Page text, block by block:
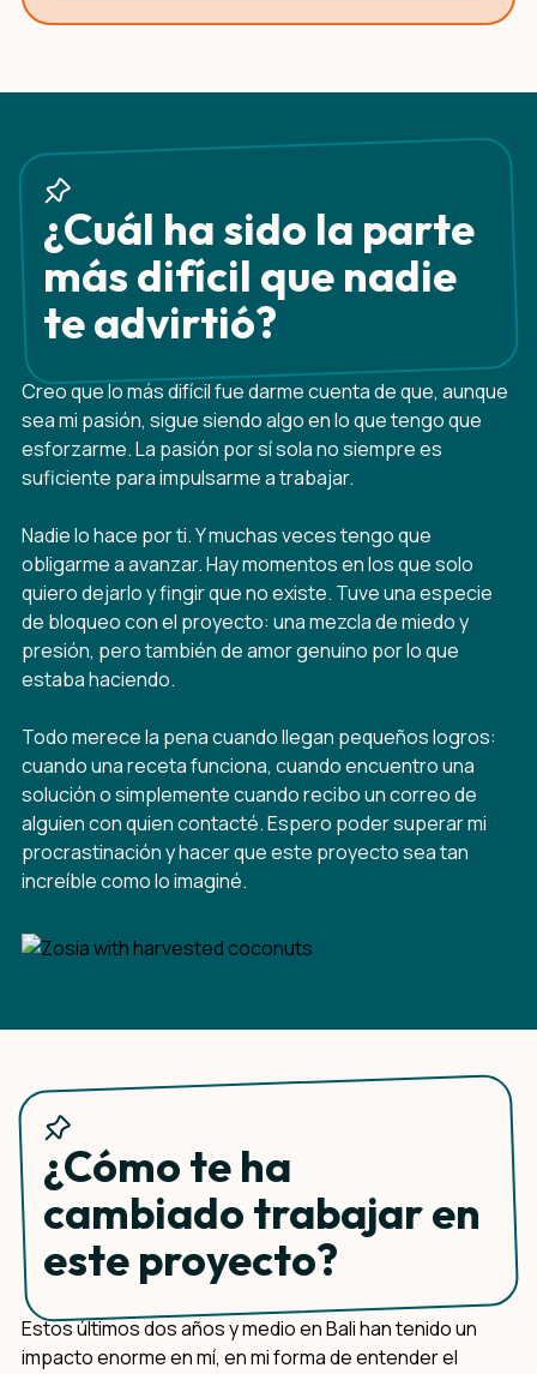
¿Cuál ha sido la parte
más difícil que nadie
te advirtió?
Creo que lo más difícil fue darme cuenta de que, aunque
sea mi pasión, sigue siendo algo en lo que tengo que
esforzarme. La pasión por sí sola no siempre es
suficiente para impulsarme a trabajar.
Nadie lo hace por ti. Y muchas veces tengo que
obligarme a avanzar. Hay momentos en los que solo
quiero dejarlo y fingir que no existe. Tuve una especie
de bloqueo con el proyecto: una mezcla de miedo y
presión, pero también de amor genuino por lo que
estaba haciendo.
Todo merece la pena cuando llegan pequeños logros:
cuando una receta funciona, cuando encuentro una
solución o simplemente cuando recibo un correo de
alguien con quien contacté. Espero poder superar mi
procrastinación y hacer que este proyecto sea tan
increíble como lo imaginé.
¿Cómo te ha
cambiado trabajar en
este proyecto?
Estos últimos dos años y medio en Bali han tenido un
impacto enorme en mí, en mi forma de entender el